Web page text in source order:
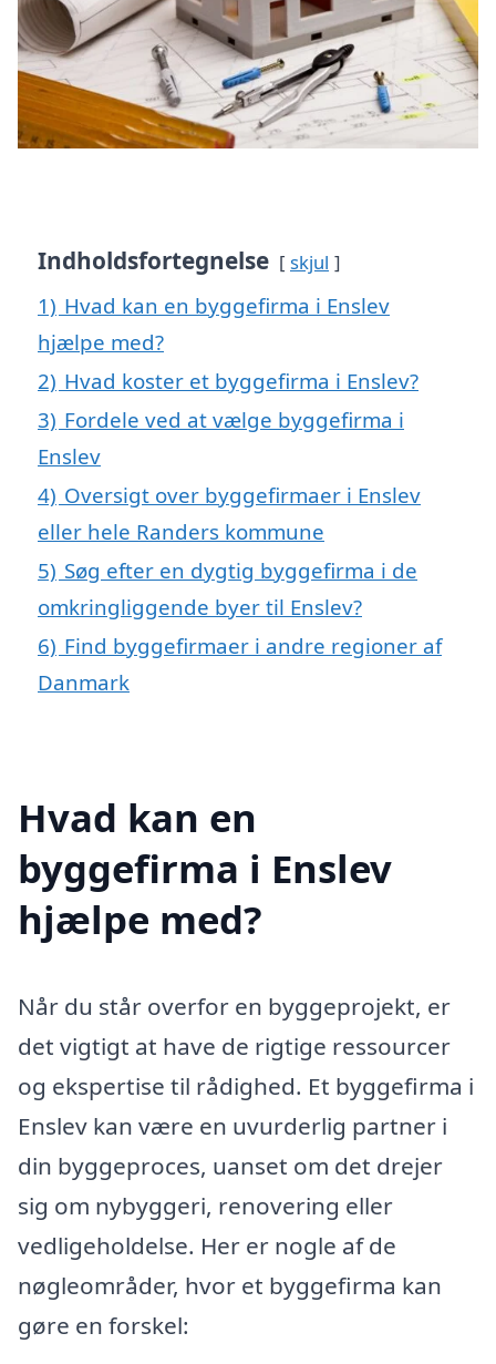
Indholdsfortegnelse skjul
1) Hvad kan en byggefirma i Enslev
hjælpe med?
2) Hvad koster et byggefirma i Enslev?
3) Fordele ved at vælge byggefirma i
Enslev
4) Oversigt over byggefirmaer i Enslev
eller hele Randers kommune
5) Søg efter en dygtig byggefirma i de
omkringliggende byer til Enslev?
6) Find byggefirmaer i andre regioner af
Danmark
Hvad kan en
byggefirma i Enslev
hjælpe med?
Når du står overfor en byggeprojekt, er
det vigtigt at have de rigtige ressourcer
og ekspertise til rådighed. Et byggefirma i
Enslev kan være en uvurderlig partner i
din byggeproces, uanset om det drejer
sig om nybyggeri, renovering eller
vedligeholdelse. Her er nogle af de
nøgleområder, hvor et byggefirma kan
gøre en forskel: